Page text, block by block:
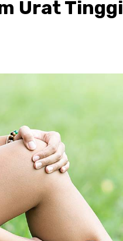
Urat Tinggi